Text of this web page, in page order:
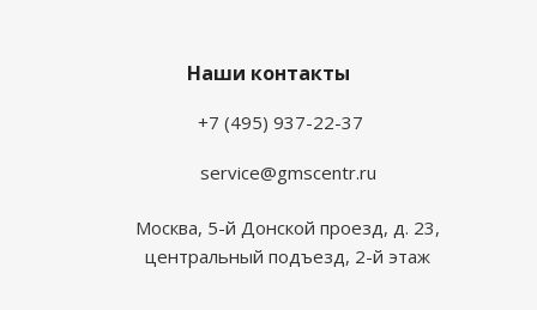
Наши контакты
+7 (495) 937-22-37
service@gmscentr.ru
Москва, 5-й Донской проезд, д. 23,
центральный подъезд, 2-й этаж